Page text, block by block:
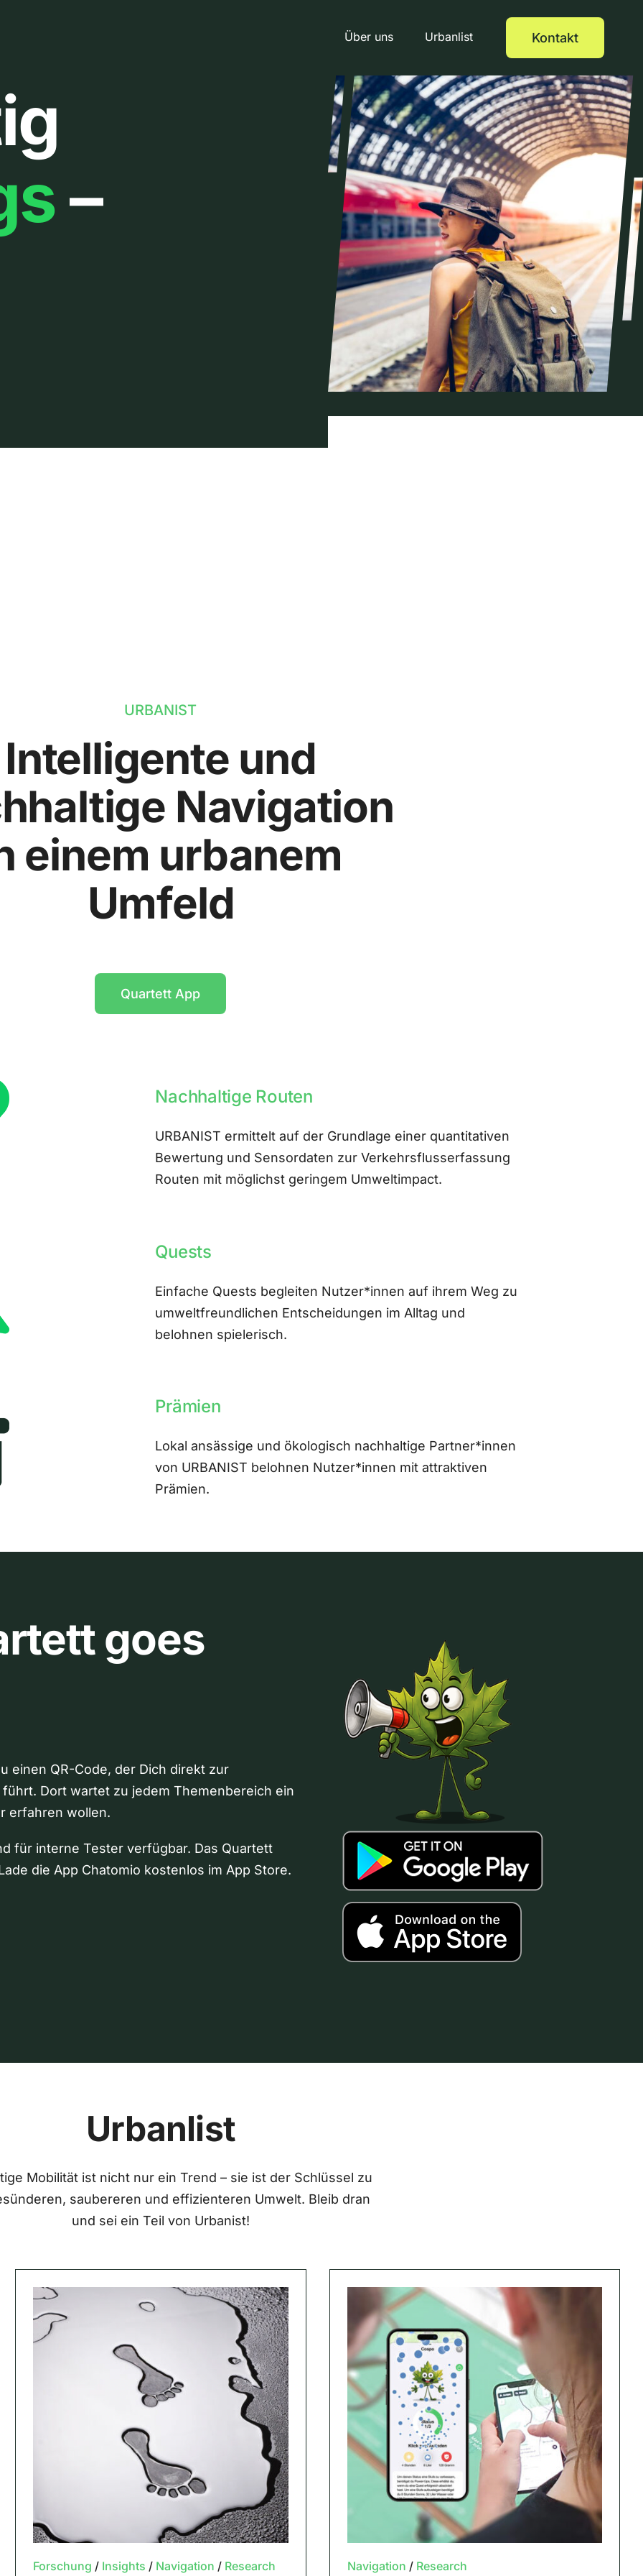
Über uns Urbanlist Kontakt
–
URBANIST
Intelligente und
Navigation
einem urbanem
Umfeld
Quartett App
Nachhaltige Routen
URBANIST ermittelt auf der Grundlage einer quantitativen
Bewertung und Sensordaten zur Verkehrsflusserfassung
Routen mit möglichst geringem Umweltimpact.
Quests
Einfache Quests begleiten Nutzer*innen auf ihrem Weg zu
umweltfreundlichen Entscheidungen im Alltag und
belohnen spielerisch.
Prämien
Lokal ansässige und ökologisch nachhaltige Partner*innen
von URBANIST belohnen Nutzer*innen mit attraktiven
Prämien.
goes
einen QR-Code, der Dich direkt zur
Dort wartet zu jedem Themenbereich ein
erfahren wollen.
für interne Tester verfügbar. Das Quartett
die App Chatomio kostenlos im App Store.
Urbanlist
Mobilität ist nicht nur ein Trend – sie ist der Schlüssel zu
saubereren und effizienteren Umwelt. Bleib dran
und sei ein Teil von Urbanist!
Forschung / Insights / Navigation / Research Navigation / Research